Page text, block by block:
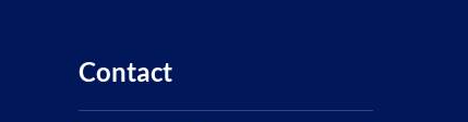
Contact